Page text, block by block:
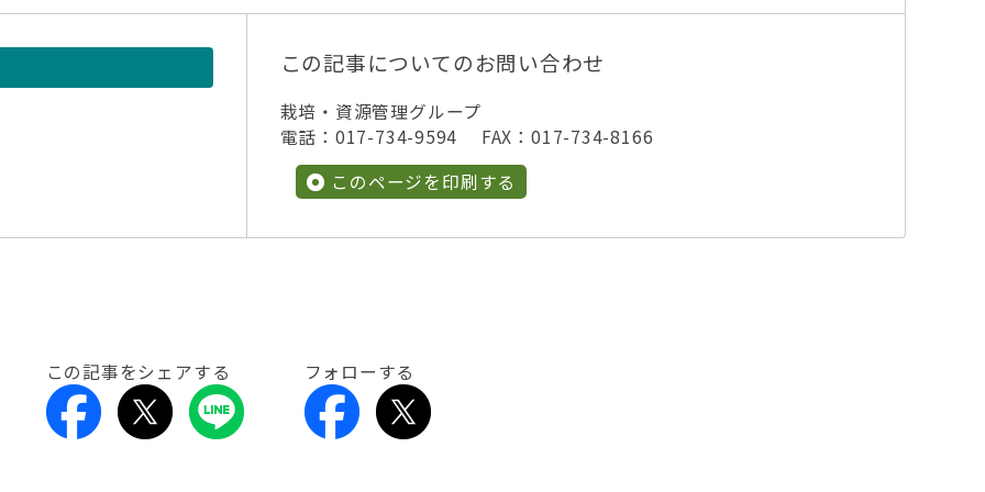
この記事についてのお問い合わせ
栽培・資源管理グループ
電話：017-734-9594 FAX：017-734-8166
このページを印刷する
この記事をシェアする フォローする